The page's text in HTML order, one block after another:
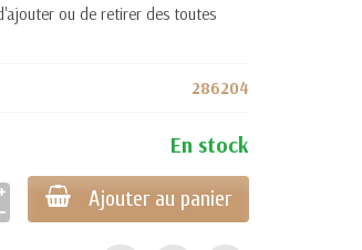
ou de retirer des toutes
286204
En stock
Ajouter au panier